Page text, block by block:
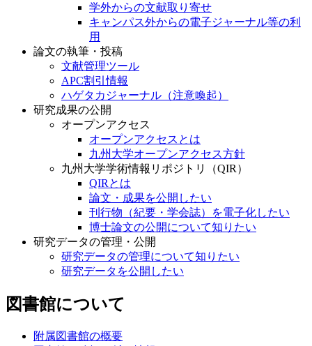
学外からの文献取り寄せ
キャンパス外からの電子ジャーナル等の利
用
論文の執筆・投稿
文献管理ツール
APC割引情報
ハゲタカジャーナル（注意喚起）
研究成果の公開
オープンアクセス
オープンアクセスとは
九州大学オープンアクセス方針
九州大学学術情報リポジトリ（QIR）
QIRとは
論文・成果を公開したい
刊行物（紀要・学会誌）を電子化したい
博士論文の公開について知りたい
研究データの管理・公開
研究データの管理について知りたい
研究データを公開したい
図書館について
附属図書館の概要